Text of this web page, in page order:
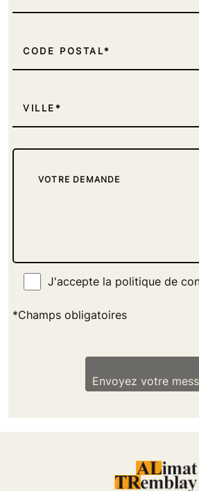
REVENDEUR DE
ECOLE, CENTRE DE
CODE POSTAL
VILLE
J'accepte la politique de
*Champs obligatoires
Envoyez votre